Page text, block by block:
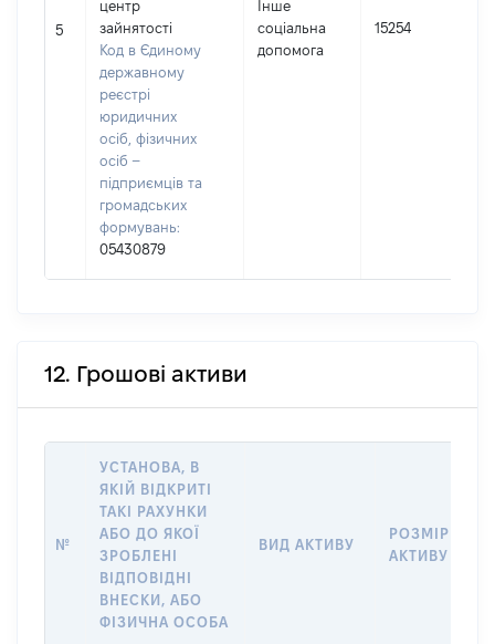
5
центр
зайнятості
Код в Єдиному
державному
реєстрі
юридичних
осіб, фізичних
осіб –
підприємців та
громадських
формувань:
05430879
Інше
соціальна
допомога
15254
12. Грошові активи
№
УСТАНОВА, В
ЯКІЙ ВІДКРИТІ
ТАКІ РАХУНКИ
АБО ДО ЯКОЇ
ЗРОБЛЕНІ
ВІДПОВІДНІ
ВНЕСКИ, АБО
ФІЗИЧНА ОСОБА
ВИД АКТИВУ
РОЗМІР
АКТИВУ